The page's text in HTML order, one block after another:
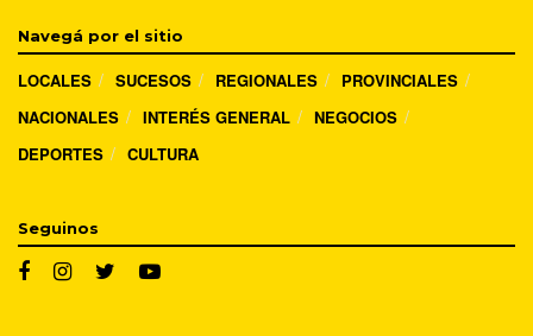
Navegá por el sitio
LOCALES SUCESOS REGIONALES
PROVINCIALES
NACIONALES
INTERÉS GENERAL
NEGOCIOS
DEPORTES
CULTURA
Seguinos